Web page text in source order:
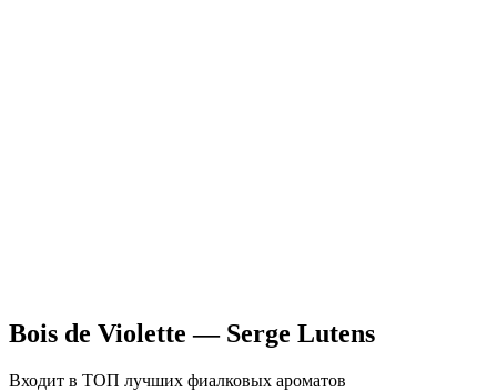
Bois de Violette — Serge Lutens
Входит в ТОП лучших фиалковых ароматов